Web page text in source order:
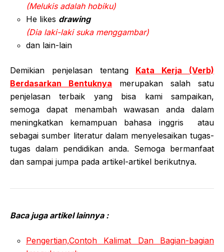
(Melukis adalah hobiku)
He likes drawing
(Dia laki-laki suka menggambar)
dan lain-lain
Demikian penjelasan tentang
Kata Kerja (Verb)
Berdasarkan Bentuknya merupakan salah satu
penjelasan terbaik yang bisa kami sampaikan,
semoga dapat menambah wawasan anda dalam
meningkatkan kemampuan bahasa inggris atau
sebagai sumber literatur dalam menyelesaikan tugas-
tugas dalam pendidikan anda. Semoga bermanfaat
dan sampai jumpa pada artikel-artikel berikutnya.
Baca juga artikel lainnya :
Pengertian,Contoh Kalimat Dan Bagian-bagian